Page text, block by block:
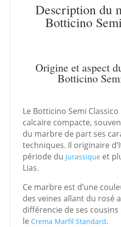
Description du
Botticino
Origine et aspect
Botticino
Le Botticino Semi
calcaire compacte,
du marbre de part ses
techniques. Il originaire
période du Jurassique et
Lias.
Ce marbre est d’une
des veines allant du rosé
différencie de ses
le Crema Marfil Standard.